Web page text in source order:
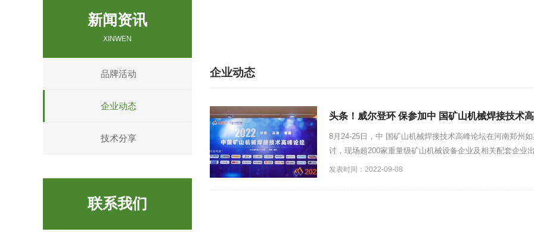
新闻资讯
XINWEN
品牌活动
企业动态
技术分享
联系我们
企业动态
头条！威尔登环 保参加中 国矿山机械焊接技术
8月24-25日，中 国矿山机械焊接技术高峰论坛在河南郑州
讨，现场超200家重量级矿山机械设备企业及相关配套企业
发表时间：2022-09-08